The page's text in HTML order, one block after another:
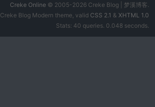
Creke Online © 2005-2026 Creke Blog | 梦溪博客.
Creke Blog Modern theme, valid CSS 2.1 & XHTML 1.0
Stats: 40 queries. 0.048 seconds.